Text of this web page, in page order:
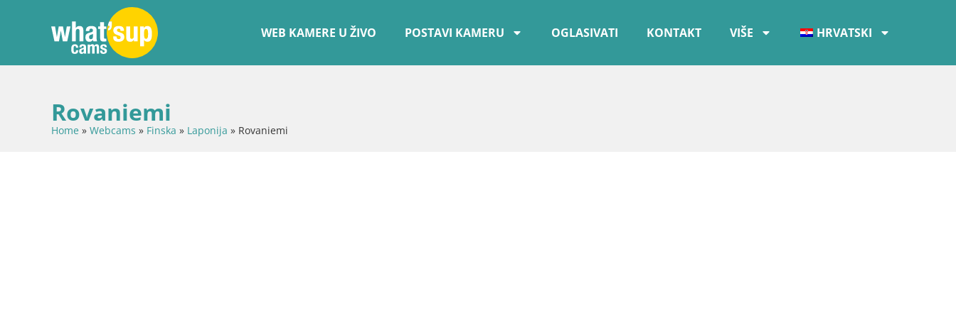
WEB KAMERE U ŽIVO POSTAVI KAMERU OGLASIVATI KONTAKT VIŠE HRVATSKI
Rovaniemi
Home » Webcams » Finska » Laponija » Rovaniemi